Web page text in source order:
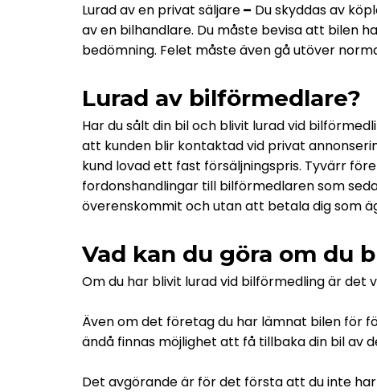
Lurad av en privat säljare– Du skyddas av
av en bilhandlare. Du måste bevisa att bilen
bedömning. Felet måste även gå utöver
Lurad av bilförmedlare?
Har du sålt din bil och blivit lurad vid
att kunden blir kontaktad vid privat
kund lovad ett fast försäljningspris. Tyvärr
fordonshandlingar till bilförmedlaren som
överenskommit och utan att betala dig som
Vad kan du göra om du
Om du har blivit lurad vid bilförmedling är det
Även om det företag du har lämnat bilen för
ändå finnas möjlighet att få tillbaka din bil av
Det avgörande är för det första att du inte